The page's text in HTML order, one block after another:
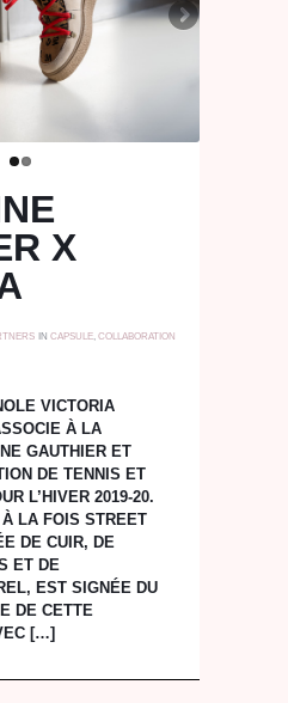
X
IN CAPSULE, COLLABORATION
VICTORIA
À LA
GAUTHIER ET
DE TENNIS ET
L’HIVER 2019-20.
LA FOIS STREET
DE CUIR, DE
ET DE
EST SIGNÉE DU
DE CETTE
[…]